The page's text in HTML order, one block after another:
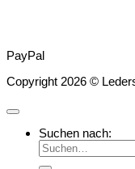
PayPal
Copyright 2026 ©
Suchen nach: